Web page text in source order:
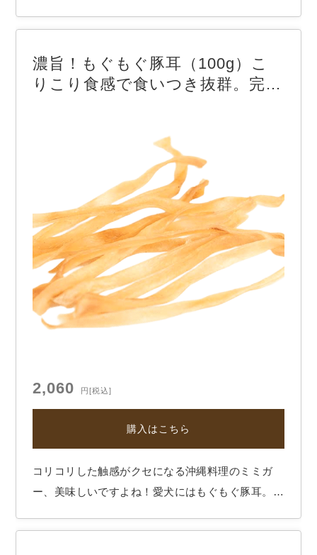
しいデンタルケア、人間用にも欲しいですね ●原材
品： 細身バリカタ（太さ5~10mm程度） 人の手…
濃旨！もぐもぐ豚耳（100g）こ
りこり食感で食いつき抜群。完全
2,060 円[税込]
購入はこちら
コリコリした触感がクセになる沖縄料理のミミガ
ー、美味しいですよね！愛犬にはもぐもぐ豚耳。豊
づくりをしながら、弾力のある嚙みごたえでデンタ